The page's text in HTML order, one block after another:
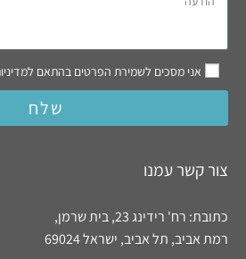
אני מסכים לשמירת הפרטים בהתאם
שלח
צור קשר עמנו
כתובת: רח' רידינג 23, בית שרמן,
רמת אביב, תל אביב, ישראל 69024